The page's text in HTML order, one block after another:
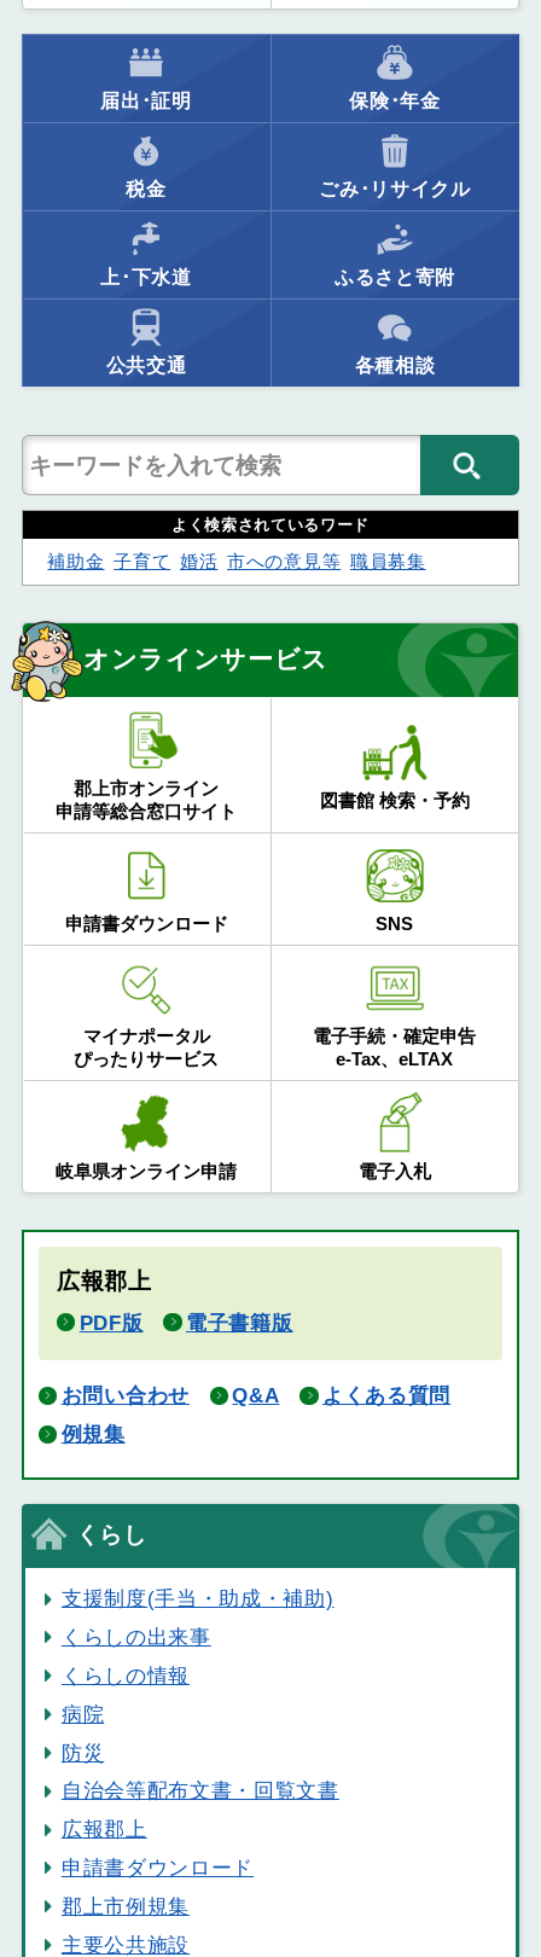
届出･証明 保険･年金
税金 ごみ･リサイクル
上･下水道 ふるさと寄附
公共交通 各種相談
よく検索されているワード
補助金 子育て 婚活 市への意見等 職員募集
オンラインサービス
郡上市オンライン
申請等総合窓口サイト
図書館 検索・予約
申請書ダウンロード SNS
マイナポータル
ぴったりサービス
電子手続・確定申告
e-Tax、eLTAX
岐阜県オンライン申請 電子入札
広報郡上
PDF版 電子書籍版
お問い合わせ Q&A
よくある質問
例規集
くらし
支援制度(手当・助成・補助)
くらしの出来事
くらしの情報
病院
防災
自治会等配布文書・回覧文書
広報郡上
申請書ダウンロード
郡上市例規集
主要公共施設